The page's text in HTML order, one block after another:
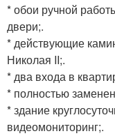
* обои ручной
двери;.
* действующие
Николая II;.
* два входа в
* полностью
* здание
видеомониторинг;.